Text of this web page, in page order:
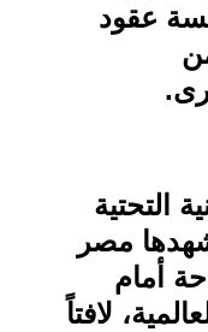
عقود
.
التحتية
مصر
أمام
لافتاً